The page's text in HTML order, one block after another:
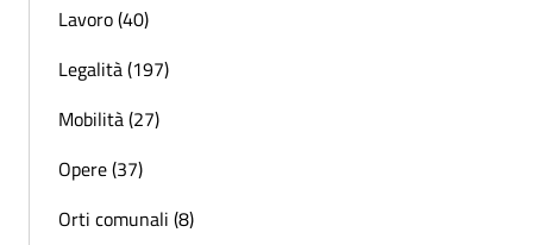
Lavoro (40)
Legalità (197)
Mobilità (27)
Opere (37)
Orti comunali (8)